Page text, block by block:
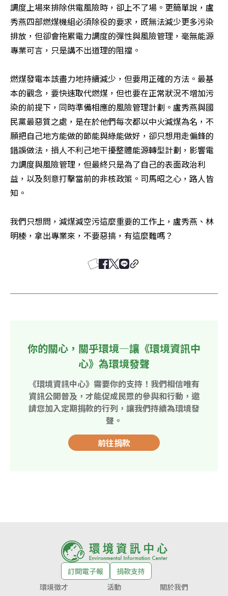
調度上場來排除供電風險時，卻上不了場。更簡單說，盧
秀燕四部燃煤機組必須除役的要求，既無法減少更多污染
排放，但卻會拖累電力調度的彈性與風險管理，毫無能源
專業可言，只是講不出道理的阻擋。
燃煤發電本該盡力地持續減少，但要用正確的方法。最基
本的觀念，要快速取代燃煤，但也要在正常狀況不增加污
染的前提下，同時準備相應的風險管理計劃。盧秀燕與國
民黨最惡質之處，是在於他們每次都以中火減煤為名，不
願把自己地方能做的節能與綠能做好，卻只想用走偏鋒的
錯誤做法，損人不利己地干擾整體能源轉型計劃，影響電
力調度與風險管理，但最終只是為了自己的表面政治利
益，以及刻意打擊當前的非核政策。司馬昭之心，路人皆
知。
我們只想問，減煤減空污這麼重要的工作上，盧秀燕、林
明榛，拿出專業來，不要惡搞，有這麼難嗎？
你的關心，關乎環境—讓《環境資訊中
心》為環境發聲
《環境資訊中心》需要你的支持！我們相信唯有
資訊公開普及，才能促成民眾的參與和行動，邀
請您加入定期捐款的行列，讓我們持續為環境發
聲。
前往捐款
訂閱電子報
捐款支持
環境徵才
活動 關於我們